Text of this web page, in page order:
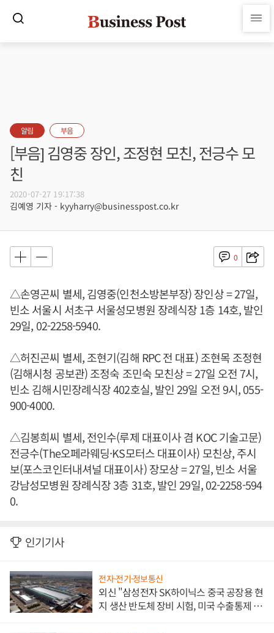
알림 부음
[부음] 김영중 장인, 조정현 모친, 전긍수 모
친
2020-07-27 19:17:38
김예영 기자 - kyyharry@businesspost.co.kr
0
△손영곤씨 별세, 김영중(인천소방본부장) 장인상 = 27일,
빈소 서울시 서초구 서울성모병원 장례식장 1층 14호, 발인
29일, 02-2258-5940.
△허진곤씨 별세, 조현기(김해 RPC 전 대표) 조현목 조정현
(김해시청 공보관) 조정숙 조민숙 모친상 = 27일 오전 7시,
빈소 김해시민장례식장 402호실, 발인 29일 오전 9시, 055-
900-4000.
△김봉희씨 별세, 전인수(루제 대표이사 겸 KOC 기술고문)
전긍수(The오페라웨딩·KS모터스 대표이사) 모친상, 주시
보(포스코인터내셔널 대표이사) 장모상 = 27일, 빈소 서울
강남성모병원 장례식장 3층 31호, 발인 29일, 02-2258-594
0.
인기기사
전자·전기·정보통신
외신 "삼성전자 SK하이닉스 중국 공장용 현
지 생산 반도체 장비 시험, 미국 수출통제 대